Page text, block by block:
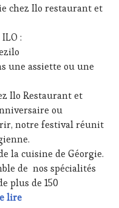
chez Ilo restaurant et
:
une assiette ou une
Ilo Restaurant et
ou
notre festival réunit
la cuisine de Géorgie.
de nos spécialités
plus de 150
lireDernière minute :